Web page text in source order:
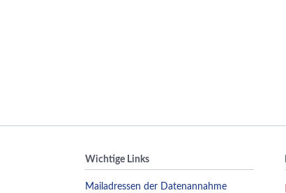
Wichtige Links
Mailadressen der Datenannahme